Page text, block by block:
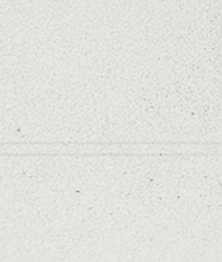
dropオリジナルのウィービング
コントロールできます。
カットとカラーでイメージを変え
似合うスタイルの事やスタイリ
お待ちしております。